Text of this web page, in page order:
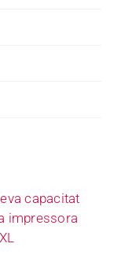
capacitat
impressora